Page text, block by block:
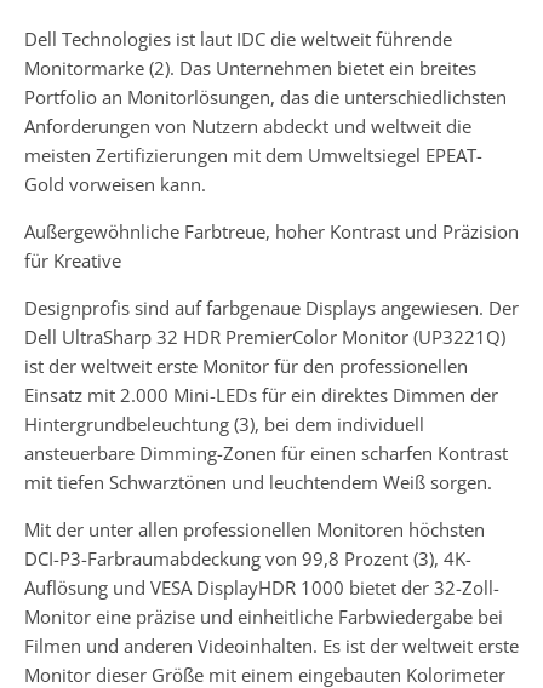
Dell Technologies ist laut IDC die weltweit führende
Monitormarke (2). Das Unternehmen bietet ein breites
Portfolio an Monitorlösungen, das die unterschiedlichsten
Anforderungen von Nutzern abdeckt und weltweit die
meisten Zertifizierungen mit dem Umweltsiegel EPEAT-
Gold vorweisen kann.
Außergewöhnliche Farbtreue, hoher Kontrast und Präzision
für Kreative
Designprofis sind auf farbgenaue Displays angewiesen. Der
Dell UltraSharp 32 HDR PremierColor Monitor (UP3221Q)
ist der weltweit erste Monitor für den professionellen
Einsatz mit 2.000 Mini-LEDs für ein direktes Dimmen der
Hintergrundbeleuchtung (3), bei dem individuell
ansteuerbare Dimming-Zonen für einen scharfen Kontrast
mit tiefen Schwarztönen und leuchtendem Weiß sorgen.
Mit der unter allen professionellen Monitoren höchsten
DCI-P3-Farbraumabdeckung von 99,8 Prozent (3), 4K-
Auflösung und VESA DisplayHDR 1000 bietet der 32-Zoll-
Monitor eine präzise und einheitliche Farbwiedergabe bei
Filmen und anderen Videoinhalten. Es ist der weltweit erste
Monitor dieser Größe mit einem eingebauten Kolorimeter